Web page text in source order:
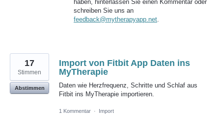
haben, hinterlassen Sie einen Kommentar oder
schreiben Sie uns an
feedback@mytherapyapp.net.
Import von Fitbit App Daten ins
MyTherapie
Daten wie Herzfrequenz, Schritte und Schlaf aus
Fitbit ins MyTherapie importieren.
17
Stimmen
Abstimmen
1 Kommentar · Import